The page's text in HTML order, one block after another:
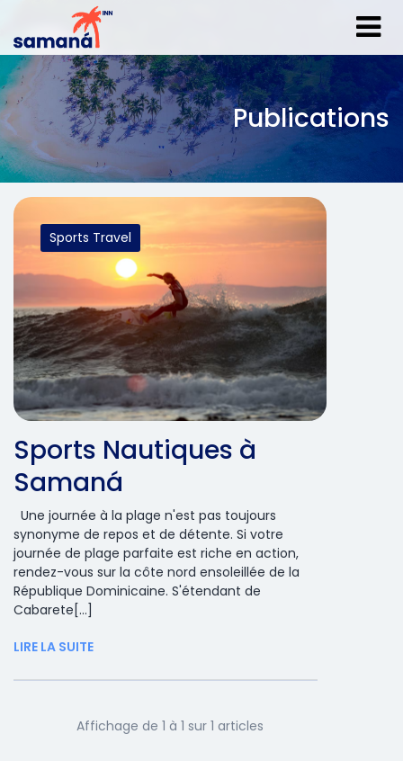
Publications
Sports Travel
Sports Nautiques à
Samaná
Une journée à la plage n'est pas toujours
synonyme de repos et de détente. Si votre
journée de plage parfaite est riche en action,
rendez-vous sur la côte nord ensoleillée de la
République Dominicaine. S'étendant de
Cabarete[...]
LIRE LA SUITE
Affichage de 1 à 1 sur 1 articles